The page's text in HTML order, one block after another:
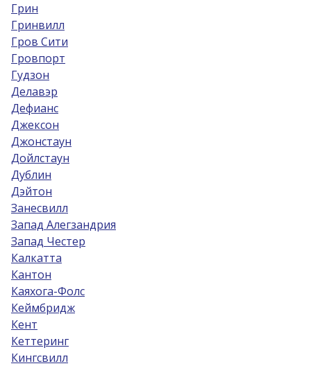
Грин
Гринвилл
Гров Сити
Гровпорт
Гудзон
Делавэр
Дефианс
Джексон
Джонстаун
Дойлстаун
Дублин
Дэйтон
Занесвилл
Запад Алегзандрия
Запад Честер
Калкатта
Кантон
Каяхога-Фолс
Кеймбридж
Кент
Кеттеринг
Кингсвилл